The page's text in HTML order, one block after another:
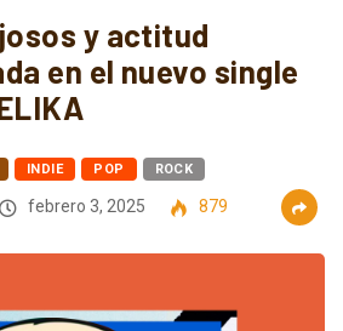
y actitud
en el nuevo single
INDIE POP ROCK
febrero 3, 2025 879